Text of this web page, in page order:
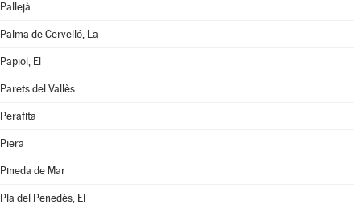
Pallejà
Palma de Cervelló, La
Papiol, El
Parets del Vallès
Perafita
Piera
Pineda de Mar
Pla del Penedès, El